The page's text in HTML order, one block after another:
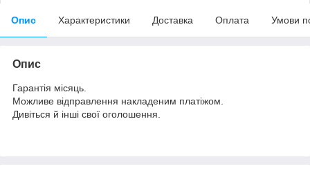
Опис Характеристики Доставка Оплата Умови
Опис
Гарантія місяць.
Можливе відправлення накладеним платіжом.
Дивіться й інші свої оголошення.